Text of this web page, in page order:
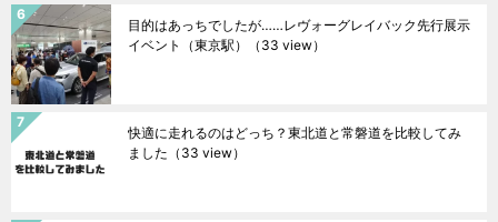
目的はあっちでしたが……レヴォーグレイバック先行展示
イベント（東京駅）
（33 view）
快適に走れるのはどっち？東北道と常磐道を比較してみ
ました （33 view）